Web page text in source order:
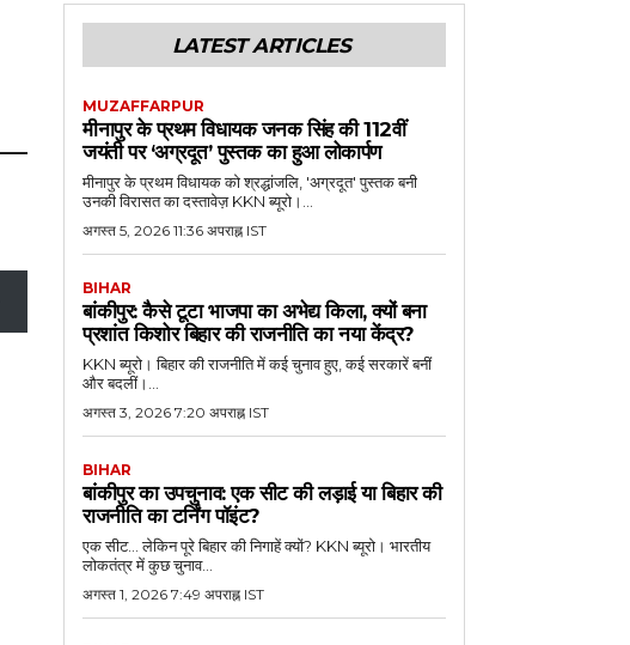
LATEST ARTICLES
MUZAFFARPUR
मीनापुर के प्रथम विधायक जनक सिंह की 112वीं
जयंती पर ‘अग्रदूत’ पुस्तक का हुआ लोकार्पण
मीनापुर के प्रथम विधायक को श्रद्धांजलि, 'अग्रदूत' पुस्तक बनी
उनकी विरासत का दस्तावेज़ KKN ब्यूरो।...
अगस्त 5, 2026 11:36 अपराह्न IST
BIHAR
बांकीपुर: कैसे टूटा भाजपा का अभेद्य किला, क्यों बना
प्रशांत किशोर बिहार की राजनीति का नया केंद्र?
KKN ब्यूरो। बिहार की राजनीति में कई चुनाव हुए, कई सरकारें बनीं
और बदलीं।...
अगस्त 3, 2026 7:20 अपराह्न IST
BIHAR
बांकीपुर का उपचुनाव: एक सीट की लड़ाई या बिहार की
राजनीति का टर्निंग पॉइंट?
एक सीट... लेकिन पूरे बिहार की निगाहें क्यों? KKN ब्यूरो। भारतीय
लोकतंत्र में कुछ चुनाव...
अगस्त 1, 2026 7:49 अपराह्न IST